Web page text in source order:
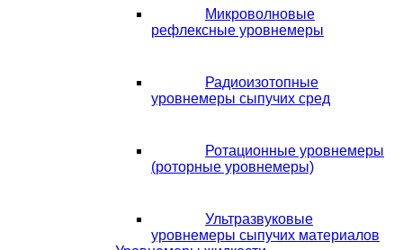
Микроволновые
рефлексные уровнемеры
Радиоизотопные
уровнемеры сыпучих сред
Ротационные уровнемеры
(роторные уровнемеры)
Ультразвуковые
уровнемеры сыпучих материалов